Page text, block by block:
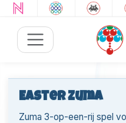
Easter Zuma
Zuma 3-op-een-rij spel